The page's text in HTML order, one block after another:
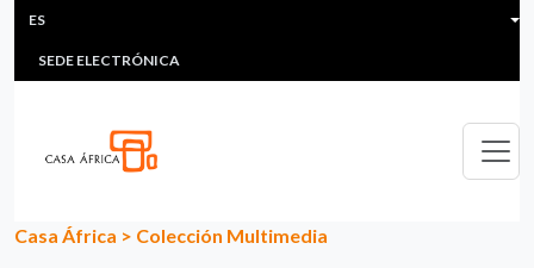
Pasar al contenido principal
HEADER MENU
MULTIMEDIA
SEDE ELECTRÓNICA
ES
Casa África > Colección Multimedia